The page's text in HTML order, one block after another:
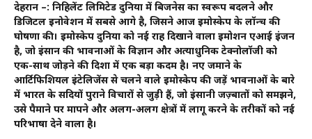
देहरादून –: निहिलेंट लिमिटेड दुनिया में बिजनेस का स्वरूप बदलने और
डिजिटल इनोवेशन में सबसे आगे है, जिसने आज इमोस्केप के लॉन्च की
घोषणा की। इमोस्केप दुनिया को नई राह दिखाने वाला इमोशन एआई इंजन
है, जो इंसान की भावनाओं के विज्ञान और अत्याधुनिक टेक्नोलॉजी को
एक-साथ जोड़ने की दिशा में एक बड़ा कदम है। नए जमाने के
आर्टिफिशियल इंटेलिजेंस से चलने वाले इमोस्केप की जड़ें भावनाओं के बारे
में भारत के सदियों पुराने विचारों से जुड़ी हैं, जो इंसानी जज़्बातों को समझने,
उसे पैमाने पर मापने और अलग-अलग क्षेत्रों में लागू करने के तरीकों को नई
परिभाषा देने वाला है।